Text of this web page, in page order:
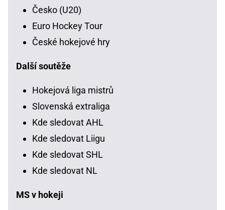
Česko (U20)
Euro Hockey Tour
České hokejové hry
Další soutěže
Hokejová liga mistrů
Slovenská extraliga
Kde sledovat AHL
Kde sledovat Liigu
Kde sledovat SHL
Kde sledovat NL
MS v hokeji